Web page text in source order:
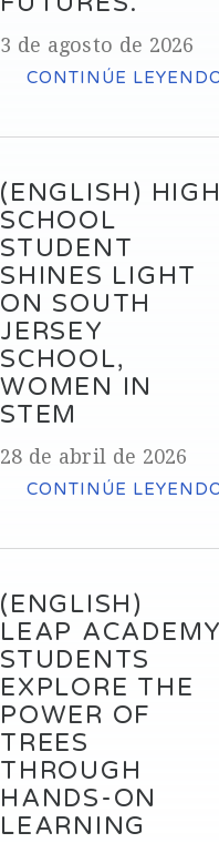
3 de agosto de 2026
CONTINÚE
(ENGLISH) HIGH
SCHOOL
STUDENT
SHINES LIGHT
ON SOUTH
JERSEY
SCHOOL,
WOMEN IN
STEM
28 de abril de 2026
CONTINÚE
(ENGLISH)
LEAP ACADEMY
STUDENTS
EXPLORE THE
POWER OF
TREES
THROUGH
HANDS-ON
LEARNING